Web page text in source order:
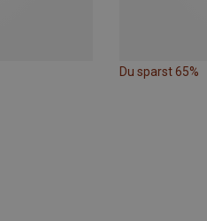
Du sparst 65%